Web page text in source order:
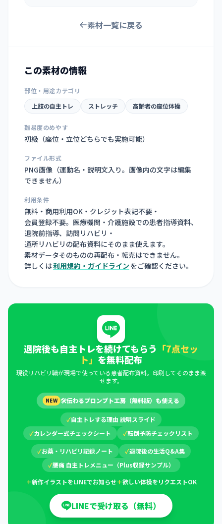
素材一覧に戻る
この素材の情報
部位・用途カテゴリ
上肢の自主トレ
ストレッチ 高齢者の座位体操
難易度のめやす
初級（座位・立位どちらでも実施可能）
ファイル形式
PNG画像（運動名・説明文入り。画像内の文字は編集
できません）
利用条件
無料・商用利用OK・クレジット表記不要・
会員登録不要。医療機関・介護施設での患者指導資料、
退院前指導、訪問リハビリ・
通所リハビリの配布資料にそのまま使えます。
素材データそのものの再配布・転売はできません。
詳しくは利用規約・ガイドライン をご確認ください。
退院後も自主トレを続けてもらう 「7点セッ
ト」 を無料配布
現役リハビリ職が現場で使っている患者配布資料。印刷してそのまま渡
せます。
NEW 🛠伝わるプロンプト工房（無料版）も使える
✓自主トレする理由 説明スライド
✓カレンダー式チェックシート ✓転倒予防チェックリスト
✓お薬・リハビリ記録ノート ✓退院後の生活Q&A集
✓腰痛 自主トレメニュー（Plus収録サンプル）
＋新作イラストをLINEでお知らせ＋欲しい体操をリクエストOK
LINEで受け取る（無料）